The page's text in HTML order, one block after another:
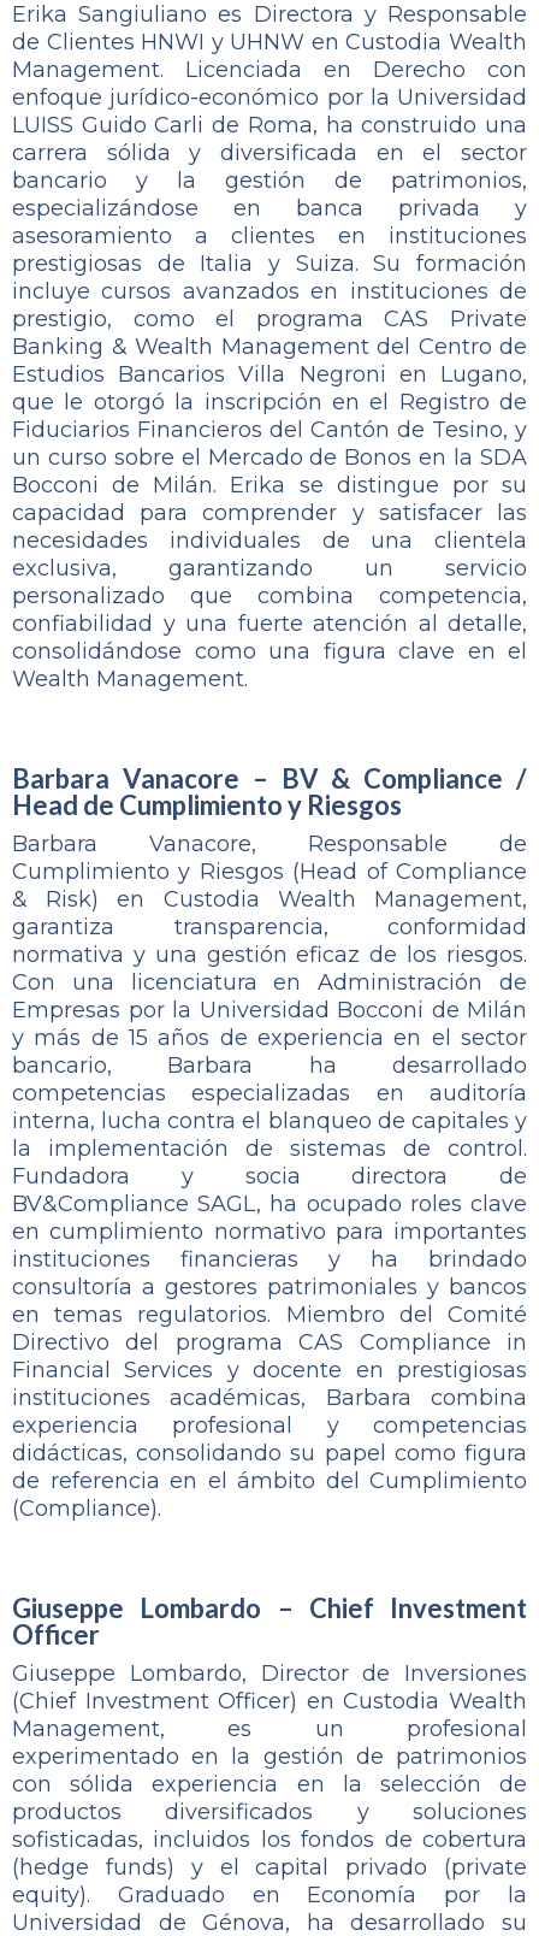
Erika Sangiuliano es Directora y Responsable
de Clientes HNWI y UHNW en Custodia Wealth
Management. Licenciada en Derecho con
enfoque jurídico-económico por la Universidad
LUISS Guido Carli de Roma, ha construido una
carrera sólida y diversificada en el sector
bancario y la gestión de patrimonios,
especializándose en banca privada y
asesoramiento a clientes en instituciones
prestigiosas de Italia y Suiza. Su formación
incluye cursos avanzados en instituciones de
prestigio, como el programa CAS Private
Banking & Wealth Management del Centro de
Estudios Bancarios Villa Negroni en Lugano,
que le otorgó la inscripción en el Registro de
Fiduciarios Financieros del Cantón de Tesino, y
un curso sobre el Mercado de Bonos en la SDA
Bocconi de Milán. Erika se distingue por su
capacidad para comprender y satisfacer las
necesidades individuales de una clientela
exclusiva, garantizando un servicio
personalizado que combina competencia,
confiabilidad y una fuerte atención al detalle,
consolidándose como una figura clave en el
Wealth Management.
Barbara Vanacore – BV & Compliance /
Head de Cumplimiento y Riesgos
Barbara Vanacore, Responsable de
Cumplimiento y Riesgos (Head of Compliance
& Risk) en Custodia Wealth Management,
garantiza transparencia, conformidad
normativa y una gestión eficaz de los riesgos.
Con una licenciatura en Administración de
Empresas por la Universidad Bocconi de Milán
y más de 15 años de experiencia en el sector
bancario, Barbara ha desarrollado
competencias especializadas en auditoría
interna, lucha contra el blanqueo de capitales y
la implementación de sistemas de control.
Fundadora y socia directora de
BV&Compliance SAGL, ha ocupado roles clave
en cumplimiento normativo para importantes
instituciones financieras y ha brindado
consultoría a gestores patrimoniales y bancos
en temas regulatorios. Miembro del Comité
Directivo del programa CAS Compliance in
Financial Services y docente en prestigiosas
instituciones académicas, Barbara combina
experiencia profesional y competencias
didácticas, consolidando su papel como figura
de referencia en el ámbito del Cumplimiento
(Compliance).
Giuseppe Lombardo – Chief Investment
Officer
Giuseppe Lombardo, Director de Inversiones
(Chief Investment Officer) en Custodia Wealth
Management, es un profesional
experimentado en la gestión de patrimonios
con sólida experiencia en la selección de
productos diversificados y soluciones
sofisticadas, incluidos los fondos de cobertura
(hedge funds) y el capital privado (private
equity). Graduado en Economía por la
Universidad de Génova, ha desarrollado su